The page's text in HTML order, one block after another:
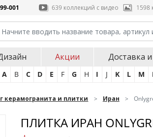
001 639 коллекций с видео 1598
Акции Доставка
A B C D E F G H I J K L M
керамогранита и плитки Иран
ПЛИТКА ИРАН